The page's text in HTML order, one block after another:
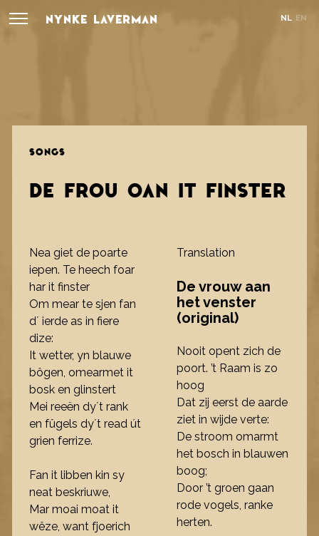
NYNKE LAVERMAN NL EN
SONGS
DE FROU OAN IT FINSTER
Nea giet de poarte
iepen. Te heech foar
har it finster
Om mear te sjen fan
d´ ierde as in fiere
dize:
It wetter, yn blauwe
bôgen, omearmet it
bosk en glinstert
Mei reeën dy´t rank
en fûgels dy´t read út
grien ferrize.
Fan it libben kin sy
neat beskriuwe,
Mar moai moat it
wêze, want fjoerich
Translation
De vrouw aan
het venster
(original)
Nooit opent zich de
poort. ’t Raam is zo
hoog
Dat zij eerst de aarde
ziet in wijde verte:
De stroom omarmt
het bosch in blauwen
boog;
Door ’t groen gaan
rode vogels, ranke
herten.